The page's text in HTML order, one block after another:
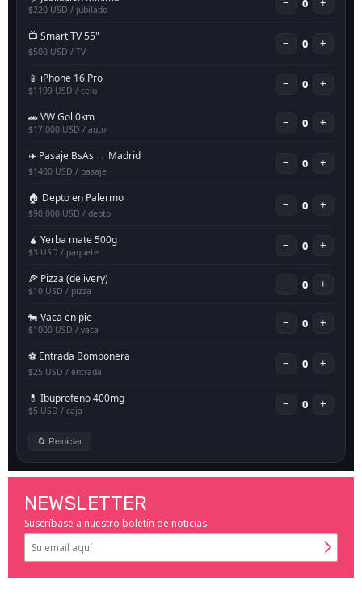
NEWSLETTER
Suscríbase a nuestro boletín de noticias